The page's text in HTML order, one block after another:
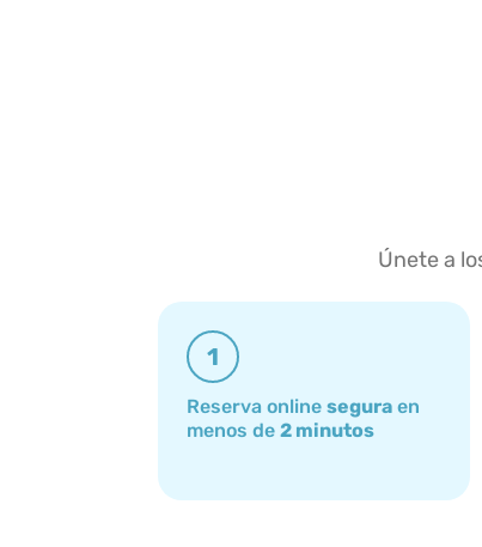
Únete a
1
Reserva online segura en
menos de 2 minutos